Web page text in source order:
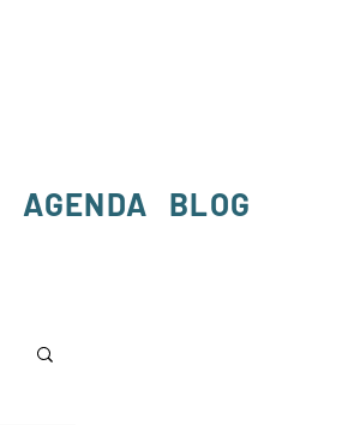
AGENDA BLOG